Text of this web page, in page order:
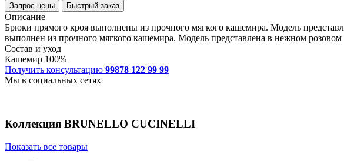
Запрос цены Быстрый заказ
Описание
Брюки прямого кроя выполнены из прочного мягкого кашемира. Модель
выполнен из прочного мягкого кашемира. Модель представлена в нежном
Состав и уход
Кашемир 100%
Получить консультацию 99878 122 99 99
Мы в социальных сетях
Коллекция BRUNELLO CUCINELLI
Показать все товары